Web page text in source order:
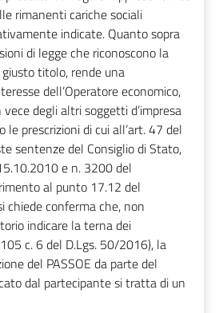
rimanenti cariche sociali
indicate. Quanto sopra
di legge che riconoscono la
titolo, rende una
dell’Operatore economico,
degli altri soggetti d’impresa
le prescrizioni di cui all’art. 47 del
sentenze del Consiglio di Stato,
e n. 3200 del
al punto 17.12 del
chiede conferma che, non
indicare la terna dei
c. 6 del D.Lgs. 50/2016), la
del PASSOE da parte del
dal partecipante si tratta di un